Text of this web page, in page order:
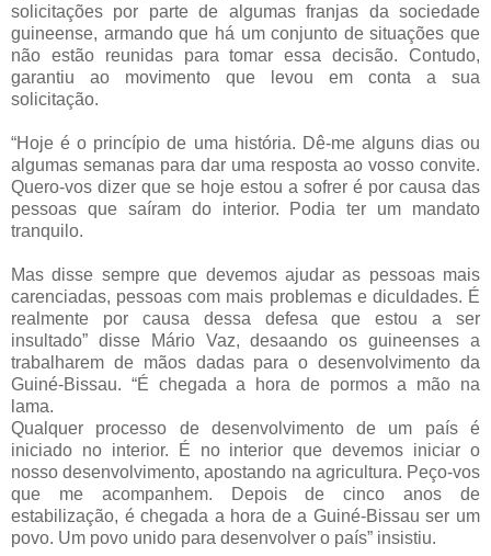
solicitações por parte de algumas franjas da sociedade
guineense, armando que há um conjunto de situações que
não estão reunidas para tomar essa decisão. Contudo,
garantiu ao movimento que levou em conta a sua
solicitação.
“Hoje é o princípio de uma história. Dê-me alguns dias ou
algumas semanas para dar uma resposta ao vosso convite.
Quero-vos dizer que se hoje estou a sofrer é por causa das
pessoas que saíram do interior. Podia ter um mandato
tranquilo.
Mas disse sempre que devemos ajudar as pessoas mais
carenciadas, pessoas com mais problemas e diculdades. É
realmente por causa dessa defesa que estou a ser
insultado” disse Mário Vaz, desaando os guineenses a
trabalharem de mãos dadas para o desenvolvimento da
Guiné-Bissau. “É chegada a hora de pormos a mão na
lama.
Qualquer processo de desenvolvimento de um país é
iniciado no interior. É no interior que devemos iniciar o
nosso desenvolvimento, apostando na agricultura. Peço-vos
que me acompanhem. Depois de cinco anos de
estabilização, é chegada a hora de a Guiné-Bissau ser um
povo. Um povo unido para desenvolver o país” insistiu.